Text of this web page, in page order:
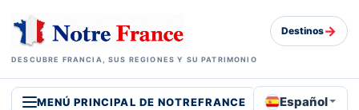
DESCUBRE FRANCIA, SUS REGIONES Y SU PATRIMONIO
Destinos→
MENÚ PRINCIPAL DE NOTREFRANCE Español